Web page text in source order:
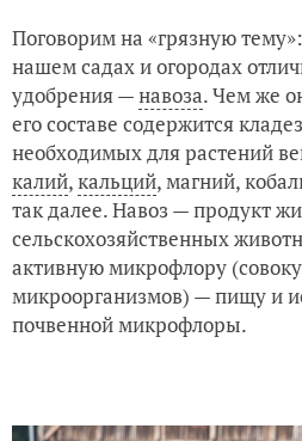
Поговорим на «грязную
нашем садах и огородах
удобрения —навоза. Чем же
его составе содержится
необходимых для растений
калий,кальций, магний,
так далее. Навоз — продукт
сельскохозяйственных
активную микрофлору
микроорганизмов) — пищу и
почвенной микрофлоры.